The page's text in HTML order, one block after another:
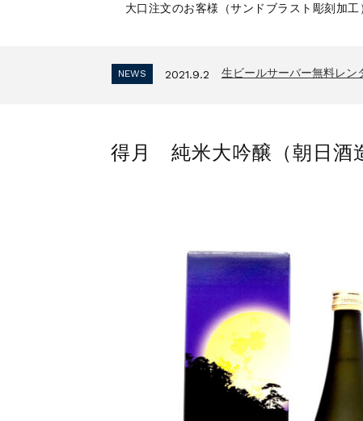
大口注文のお客様（サンドブラスト彫刻加工
NEWS 2021.9.2 生ビールサーバー無料レン
得月 純米大吟醸（朝日酒